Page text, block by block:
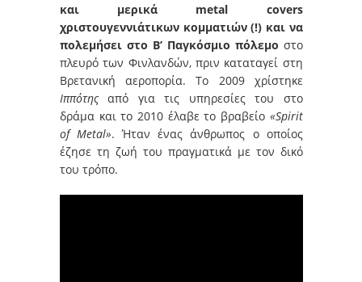
και μερικά metal covers
χριστουγεννιάτικων κομματιών (!) και να
πολεμήσει στο Β’ Παγκόσμιο πόλεμο στο
πλευρό των Φινλανδών, πριν καταταγεί στη
Βρετανική αεροπορία. Το 2009 χρίστηκε
Ιππότηςαπό για τις υπηρεσίες του στο
δράμα και το 2010 έλαβε το βραβείο «Spirit
of Metal». Ήταν ένας άνθρωπος ο οποίος
έζησε τη ζωή του πραγματικά με τον δικό
του τρόπο.